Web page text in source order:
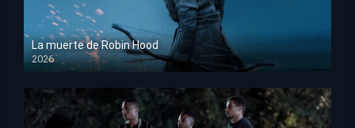
La muerte de Robin Hood
2026
HD 1080p